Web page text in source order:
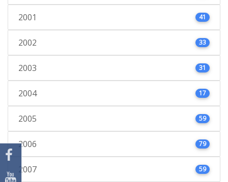
2001 41
2002 33
2003 31
2004 17
2005 59
2006 79
2007 59